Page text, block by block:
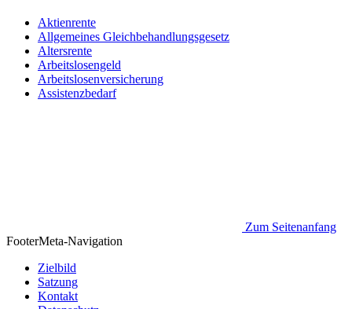
Aktienrente
Allgemeines Gleichbehandlungsgesetz
Altersrente
Arbeitslosengeld
Arbeitslosenversicherung
Assistenzbedarf
Zum Seitenanfang
FooterMeta-Navigation
Zielbild
Satzung
Kontakt